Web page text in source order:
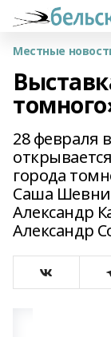
Местные
28 февраля
города
Саша
Александр
Александр